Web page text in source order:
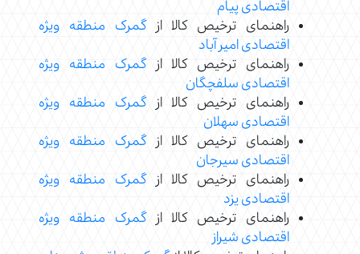
اقتصادی پیام
راهنمای ترخیص کالا ازگمرک منطقه ویژه
اقتصادی امیر آباد
راهنمای ترخیص کالا ازگمرک منطقه ویژه
اقتصادی سلفچگان
راهنمای ترخیص کالا ازگمرک منطقه ویژه
اقتصادی سهلان
راهنمای ترخیص کالا ازگمرک منطقه ویژه
اقتصادی سیرجان
راهنمای ترخیص کالا ازگمرک منطقه ویژه
اقتصادی یزد
راهنمای ترخیص کالا ازگمرک منطقه ویژه
اقتصادی شیراز